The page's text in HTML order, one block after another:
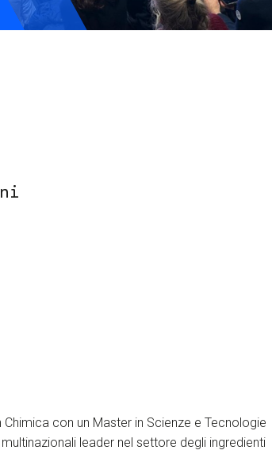
Tickets
Chimica con un Master in Scienze e Tecnologie
leader nel settore degli ingredienti